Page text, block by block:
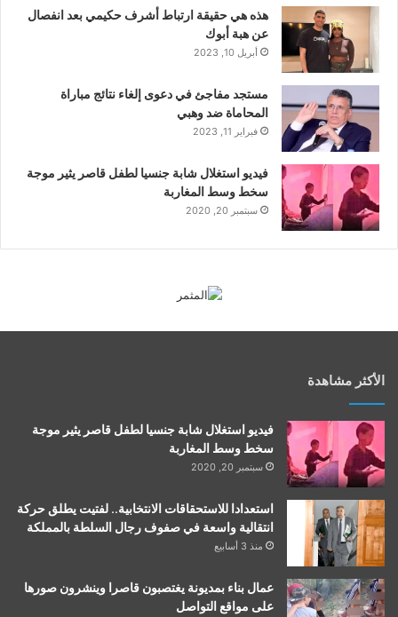
هذه هي حقيقة ارتباط أشرف حكيمي بعد انفصال
عن هبة أبوك
أبريل 10, 2023
مستجد مفاجئ في دعوى إلغاء نتائج مباراة
المحاماة ضد وهبي
فبراير 11, 2023
فيديو استغلال شابة جنسيا لطفل قاصر يثير موجة
سخط وسط المغاربة
سبتمبر 20, 2020
الأكثر مشاهدة
فيديو استغلال شابة جنسيا لطفل قاصر يثير موجة
سخط وسط المغاربة
سبتمبر 20, 2020
استعدادا للاستحقاقات الانتخابية.. لفتيت يطلق حركة
انتقالية واسعة في صفوف رجال السلطة بالمملكة
منذ 3 أسابيع
عمال بناء بمديونة يغتصبون قاصرا وينشرون صورها
على مواقع التواصل